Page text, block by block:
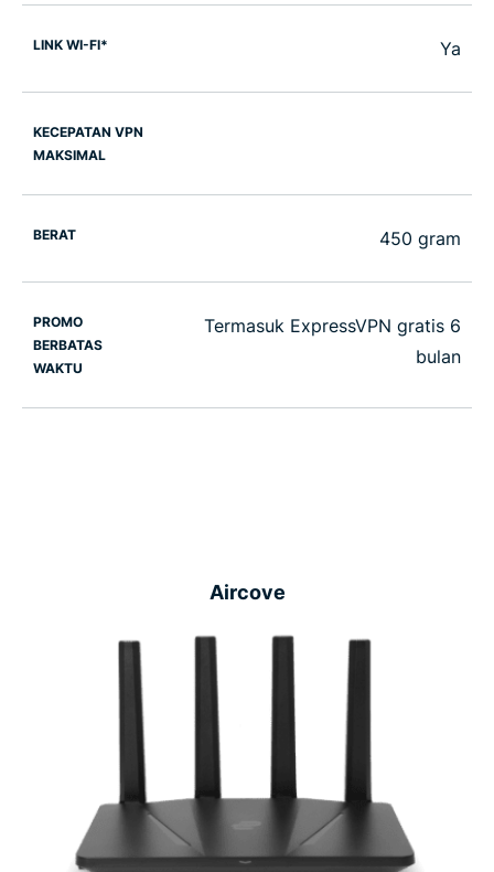
LINK WI-FI* Ya
KECEPATAN VPN
MAKSIMAL
BERAT 450 gram
PROMO
BERBATAS
WAKTU
Termasuk ExpressVPN gratis 6
bulan
Aircove